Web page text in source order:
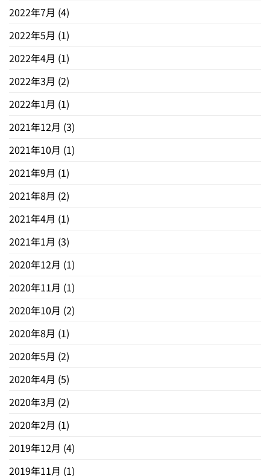
2022年7月 (4)
2022年5月 (1)
2022年4月 (1)
2022年3月 (2)
2022年1月 (1)
2021年12月 (3)
2021年10月 (1)
2021年9月 (1)
2021年8月 (2)
2021年4月 (1)
2021年1月 (3)
2020年12月 (1)
2020年11月 (1)
2020年10月 (2)
2020年8月 (1)
2020年5月 (2)
2020年4月 (5)
2020年3月 (2)
2020年2月 (1)
2019年12月 (4)
2019年11月 (1)